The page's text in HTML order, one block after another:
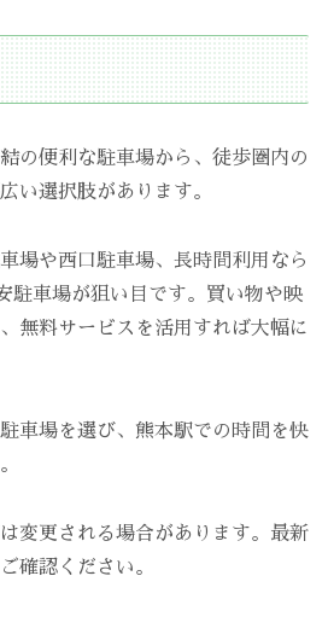
の便利な駐車場から、徒歩圏内の
い選択肢があります。
場や西口駐車場、長時間利用なら
駐車場が狙い目です。買い物や映
無料サービスを活用すれば大幅に
車場を選び、熊本駅での時間を快
変更される場合があります。最新
確認ください。